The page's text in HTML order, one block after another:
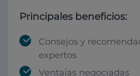
Principales beneficios:
Consejos y
expertos
Ventajas negociadas